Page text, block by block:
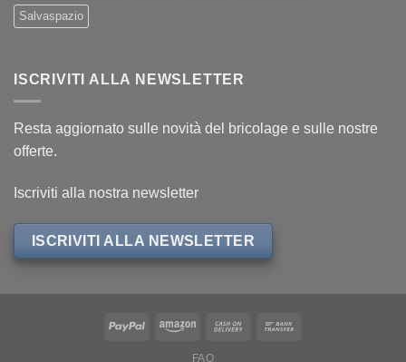
Salvaspazio
ISCRIVITI ALLA NEWSLETTER
Resta aggiornato sulle novità del bricolage e sulle nostre
offerte.
Iscriviti alla nostra newsletter
ISCRIVITI ALLA NEWSLETTER
FAQ